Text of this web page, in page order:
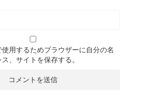
用するためブラウザーに自分の名
、サイトを保存する。